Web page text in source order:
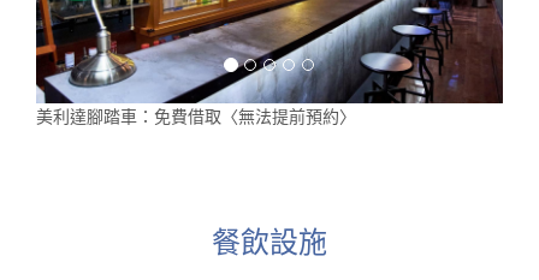
美利達腳踏車：免費借取〈無法提前預約〉
餐飲設施